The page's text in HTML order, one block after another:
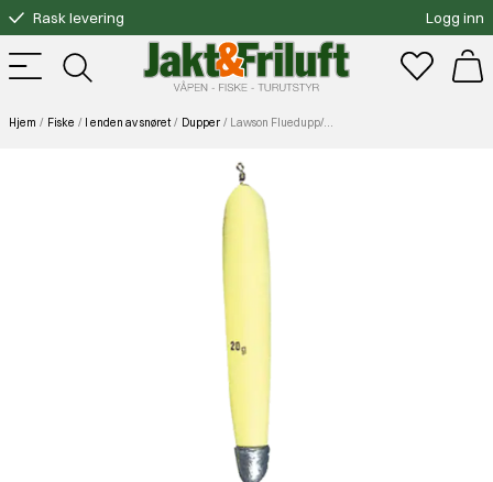
Rask levering
Gratis bytte
Fri frakt over 3000.-
Logg inn
Hjem Fiske I enden av snøret Dupper Lawson Fluedupp/Markdupp 40 g